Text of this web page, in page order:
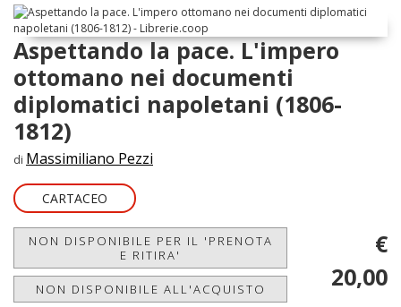
Aspettando la pace. L'impero
ottomano nei documenti
diplomatici napoletani (1806-
1812)
di Massimiliano Pezzi
CARTACEO
NON DISPONIBILE PER IL 'PRENOTA
E RITIRA'
NON DISPONIBILE ALL'ACQUISTO
€
20,00